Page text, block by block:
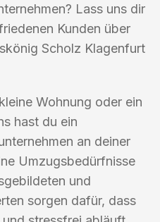
Lass uns dir
Kunden über
Scholz Klagenfurt
Wohnung oder ein
hast du ein
an deiner
Umzugsbedürfnisse
und
sorgen dafür, dass